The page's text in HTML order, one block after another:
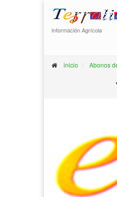
Información Agrícola
inicio Abonos